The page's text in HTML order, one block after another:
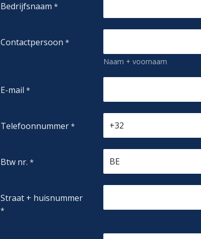
Bedrijfsnaam *
Contactpersoon *
Naam + voornaam
E-mail *
Telefoonnummer *
Btw nr. *
Straat + huisnummer
*